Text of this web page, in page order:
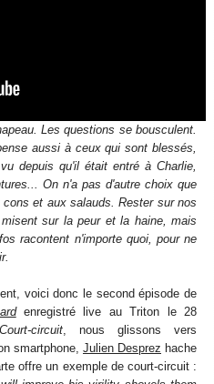
Les questions se bousculent.
aussi à ceux qui sont blessés,
depuis qu'il était entré à Charlie,
On n'a pas d'autre choix que
et aux salauds. Rester sur nos
sur la peur et la haine, mais
racontent n'importe quoi, pour ne
voici donc le second épisode de
enregistré live au Triton le 28
Court-circuit , nous glissons vers
smartphone, Julien Desprez hache
offre un exemple de court-circuit :